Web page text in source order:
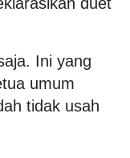
Ini yang
umum
tidak usah